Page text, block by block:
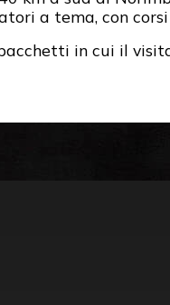
a tema, con
in cui il